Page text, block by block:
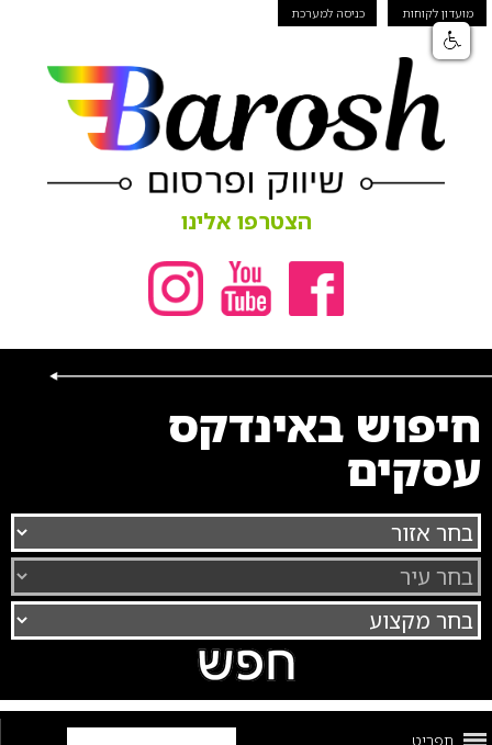
מועדון לקוחות כניסה למערכת
הצטרפו אלינו
חיפוש באינדקס
עסקים
תפריט